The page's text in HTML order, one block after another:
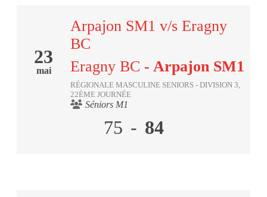
23
mai
Arpajon SM1 v/s Eragny
BC
Eragny BC - Arpajon SM1
RÉGIONALE MASCULINE SENIORS - DIVISION 3,
22ÈME JOURNÉE
Séniors M1
75 - 84